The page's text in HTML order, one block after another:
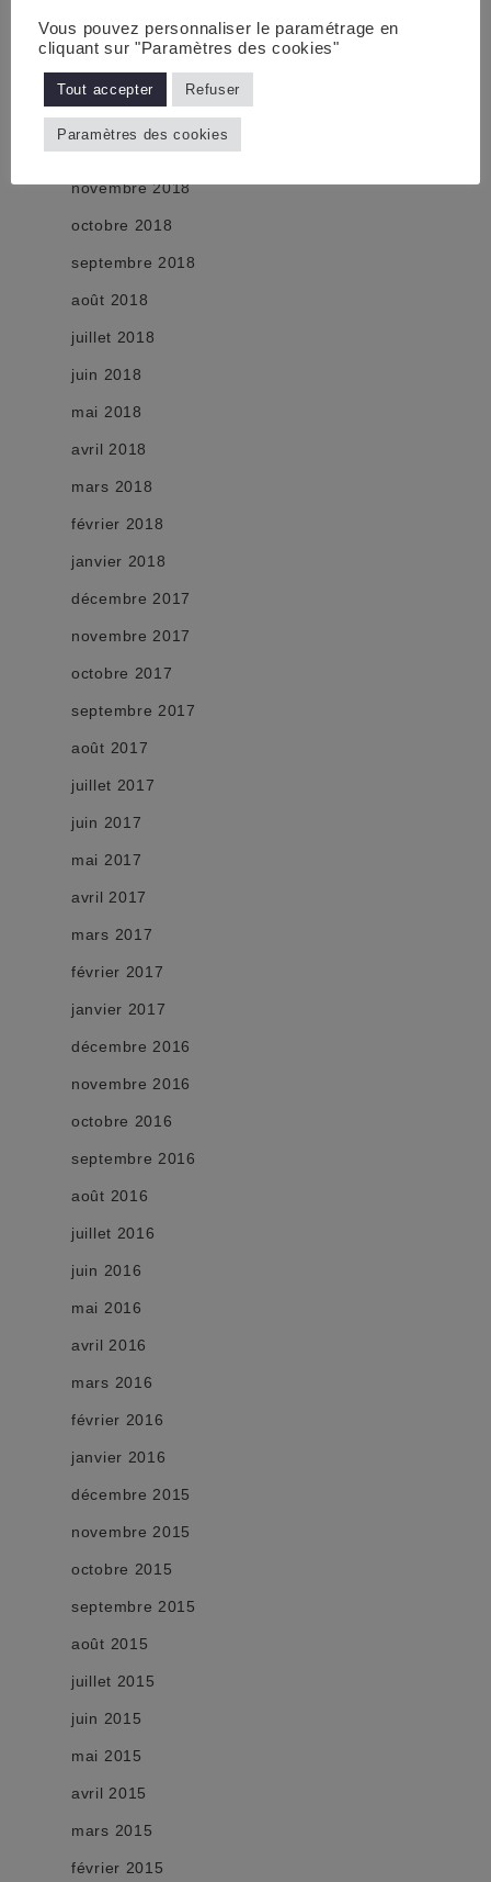
mars 2019
février 2019
janvier 2019
décembre 2018
novembre 2018
octobre 2018
septembre 2018
août 2018
juillet 2018
juin 2018
mai 2018
avril 2018
mars 2018
février 2018
janvier 2018
décembre 2017
novembre 2017
octobre 2017
septembre 2017
août 2017
juillet 2017
juin 2017
mai 2017
avril 2017
mars 2017
février 2017
janvier 2017
décembre 2016
novembre 2016
octobre 2016
septembre 2016
août 2016
juillet 2016
juin 2016
mai 2016
avril 2016
mars 2016
février 2016
janvier 2016
décembre 2015
novembre 2015
octobre 2015
septembre 2015
août 2015
juillet 2015
juin 2015
mai 2015
avril 2015
mars 2015
février 2015
Vous pouvez personnaliser le paramétrage en
cliquant sur "Paramètres des cookies"
Tout accepter Refuser
Paramètres des cookies